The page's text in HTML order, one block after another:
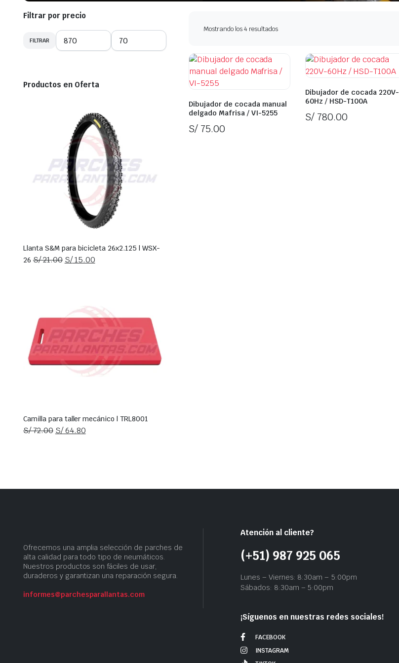
Mostrando los 4 resultadosOrdenado
Dibujador de cocada manual
delgado Mafrisa / VI-5255
S/75.00
Dibujador de cocada 220V-
60Hz / HSD-T100A
S/ 780.00
Filtrar por precio
Precio
Precio
FILTRAR
Productos en Oferta
Llanta S&M para bicicleta 26x2.125 | WSX-
26 S/21.00 El
S/ 21.00.
S/15.00El
S/ 15.00.
Camilla para taller mecánico | TRL8001
S/72.00 El
S/64.80El
Ofrecemos una amplia selección de parches de
alta calidad para todo tipo de neumáticos.
Nuestros productos son fáciles de usar,
duraderos y garantizan una reparación segura.
informes@parchesparallantas.com
Atención al cliente?
(+51) 987 925 065
Lunes – Viernes: 8:30am – 5:00pm
Sábados: 8:30am – 5:00pm
¡Síguenos en nuestras redes sociales!
FACEBOOK
INSTAGRAM